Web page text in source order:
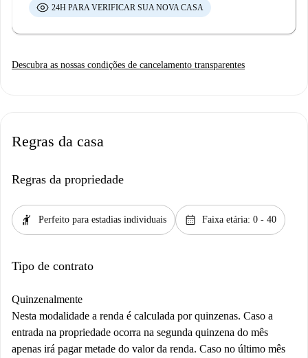
24H PARA VERIFICAR SUA NOVA CASA
Descubra as nossas condições de cancelamento transparentes
Regras da casa
Regras da propriedade
hail Perfeito para estadias individuais calendar_month Faixa etária: 0 - 40
Tipo de contrato
Quinzenalmente
Nesta modalidade a renda é calculada por quinzenas. Caso a
entrada na propriedade ocorra na segunda quinzena do mês
apenas irá pagar metade do valor da renda. Caso no último mês